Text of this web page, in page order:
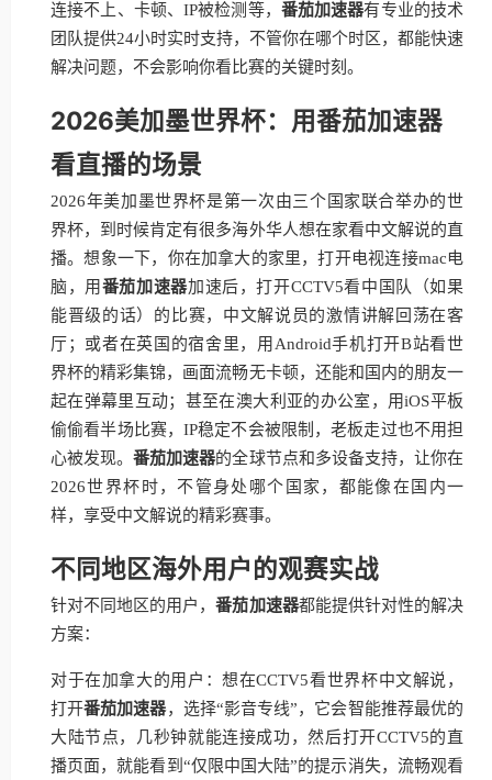
连接不上、卡顿、IP被检测等， 番茄加速器有专业的技术
团队提供24小时实时支持，不管你在哪个时区，都能快速
解决问题，不会影响你看比赛的关键时刻。
2026美加墨世界杯：用番茄加速器
看直播的场景
2026年美加墨世界杯是第一次由三个国家联合举办的世
界杯，到时候肯定有很多海外华人想在家看中文解说的直
播。想象一下，你在加拿大的家里，打开电视连接mac电
脑，用番茄加速器加速后，打开CCTV5看中国队（如果
能晋级的话）的比赛，中文解说员的激情讲解回荡在客
厅；或者在英国的宿舍里，用Android手机打开B站看世
界杯的精彩集锦，画面流畅无卡顿，还能和国内的朋友一
起在弹幕里互动；甚至在澳大利亚的办公室，用iOS平板
偷偷看半场比赛，IP稳定不会被限制，老板走过也不用担
心被发现。番茄加速器的全球节点和多设备支持，让你在
2026世界杯时，不管身处哪个国家，都能像在国内一
样，享受中文解说的精彩赛事。
不同地区海外用户的观赛实战
针对不同地区的用户，番茄加速器都能提供针对性的解决
方案：
对于在加拿大的用户：想在CCTV5看世界杯中文解说，
打开番茄加速器，选择“影音专线”，它会智能推荐最优的
大陆节点，几秒钟就能连接成功，然后打开CCTV5的直
播页面，就能看到“仅限中国大陆”的提示消失，流畅观看